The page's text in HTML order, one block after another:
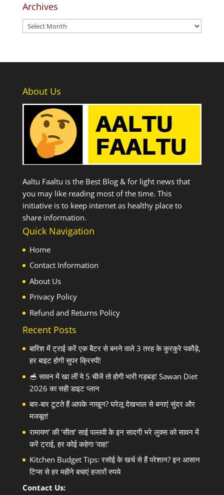
Archives
Archives
About Us
Aaltu Faaltu is the Best Blog & for light news that
you may like reading most of the time. This
initiative is to keep internet as healthy place to
share information.
Quick Navigation
Home
Contact Information
About Us
Privacy Policy
Refund and Returns Policy
Recent Posts
बारिश में ट्राई करें एक बैटर से बनने वाले 3 तरह के कुरकुरे पकौड़े,
हर बाइट होगी सुपर क्रिस्पी!
🥣 सावन में खा लीं ये 5 चीजें तो होगी भारी गड़बड़! Sawan Diet
2026 का सही डाइट प्लान
बार-बार टूटते हैं आपके नाखून? घरेलू देखभाल से बनाएं सुंदर और
मजबूत!
रामायण’ की ‘सीता’ साई पल्लवी के इन सादगी भरे लुक्स को सावन में
करें ट्राई, हर कोई कहेगा ‘वाह!’
Kitchen Budget Tips: रसोई के खर्च से हैं परेशान? इन आसान
टिप्स से हर महीने बचाएं हजारों रुपये
Contact Us: